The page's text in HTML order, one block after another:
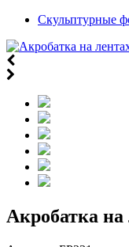
Скульптурные
Акробатка на